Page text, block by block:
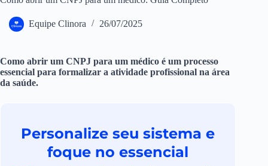
Equipe Clinora 26/07/2025
Como abrir um CNPJ para um médico é um processo
essencial para formalizar a atividade profissional na área
da saúde.
Personalize seu sistema e
foque no essencial